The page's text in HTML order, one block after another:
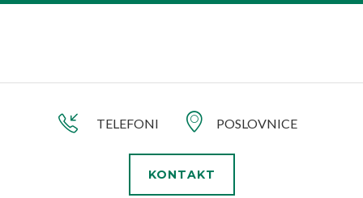
TELEFONI POSLOVNICE
KONTAKT